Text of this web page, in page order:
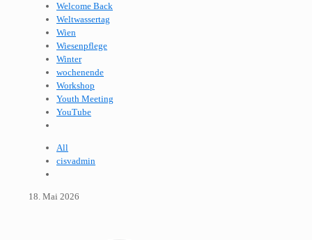
Welcome Back
Weltwassertag
Wien
Wiesenpflege
Winter
wochenende
Workshop
Youth Meeting
YouTube
All
cisvadmin
18. Mai 2026